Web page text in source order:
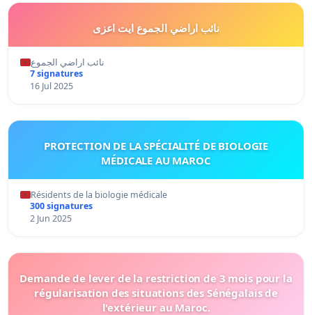
نائب اراضي الجموع ايت اعزى
نائب اراضي الجموع
7 signatures
16 Jul 2025
PROTECTION DE LA SPÉCIALITÉ DE BIOLOGIE
MÉDICALE AU MAROC
Résidents de la biologie médicale
300 signatures
2 Jun 2025
Demande de lever de la restriction de 3 mois pour la
régularisation des situations des Sénégalais de
l'extérieur au Maroc.